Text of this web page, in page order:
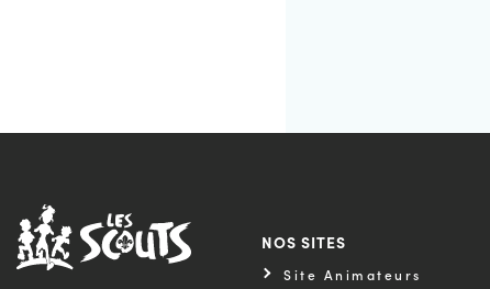
NOS SITES
Site Animateurs